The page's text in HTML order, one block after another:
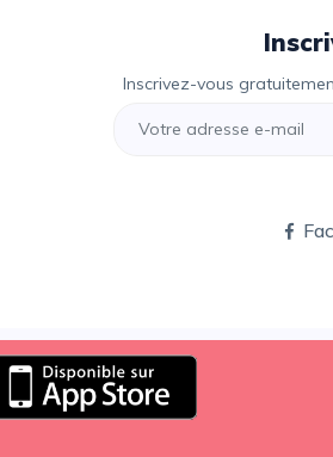
Inscrivez-vous